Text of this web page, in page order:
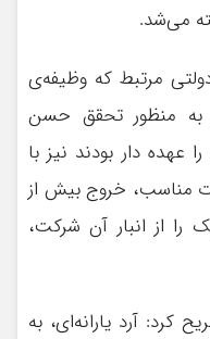
می‌شد.
مرتبط که وظیفه‌ی
به منظور تحقق حسن
عهده دار بودند نیز با
مناسب، خروج بیش از
را از انبار آن شرکت،
کرد: آرد یارانه‌ای، به